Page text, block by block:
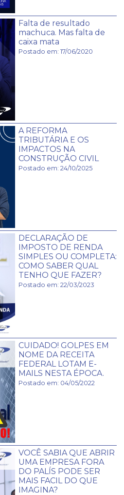
Falta de resultado
machuca. Mas falta de
caixa mata
Postado em: 17/06/2020
A REFORMA
TRIBUTÁRIA E OS
IMPACTOS NA
CONSTRUÇÃO CIVIL
Postado em: 24/10/2025
DECLARAÇÃO DE
IMPOSTO DE RENDA
SIMPLES OU COMPLETA:
COMO SABER QUAL
TENHO QUE FAZER?
Postado em: 22/03/2023
CUIDADO! GOLPES EM
NOME DA RECEITA
FEDERAL LOTAM E-
MAILS NESTA ÉPOCA.
Postado em: 04/05/2022
VOCÊ SABIA QUE ABRIR
UMA EMPRESA FORA
DO PALÍS PODE SER
MAIS FACIL DO QUE
IMAGINA?